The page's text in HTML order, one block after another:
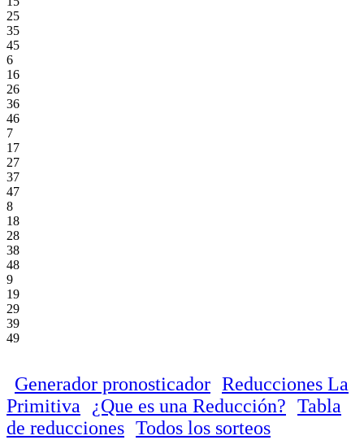
25
35
45
6
16
26
36
46
7
17
27
37
47
8
18
28
38
48
9
19
29
39
49
Generador pronosticador Reducciones La
Primitiva
¿Que es una Reducción? Tabla
de reducciones Todos los sorteos